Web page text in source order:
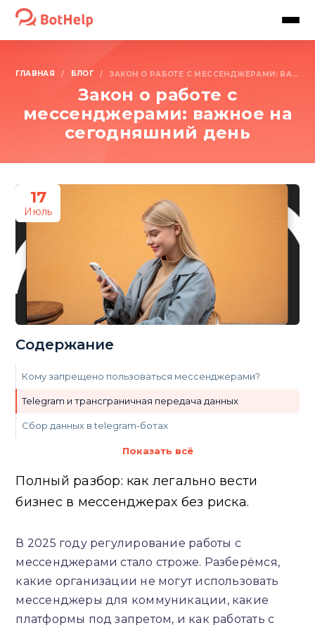
ГЛАВНАЯ / БЛОГ / ЗАКОН О РАБОТЕ С МЕССЕНДЖЕРАМИ: ВАЖНОЕ НА СЕГОДНЯШНИЙ ДЕНЬ
Закон о работе с
мессенджерами: важное на
сегодняшний день
17
Июль
Содержание
Кому запрещено пользоваться мессенджерами?
Telegram и трансграничная передача данных
Сбор данных в telegram-ботах
Ответственность и штрафы
Что делать?
Заключение
Показать всё
Полный разбор: как легально вести
бизнес в мессенджерах без риска.
В 2025 году регулирование работы с
мессенджерами стало строже. Разберёмся,
какие организации не могут использовать
мессенджеры для коммуникации, какие
платформы под запретом, и как работать с